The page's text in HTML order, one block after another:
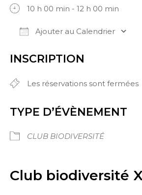
10 h 00 min - 12 h 00 min
Ajouter au Calendrier
INSCRIPTION
Les réservations sont fermées
TYPE D’ÉVÈNEMENT
CLUB BIODIVERSITÉ
Club biodiversité